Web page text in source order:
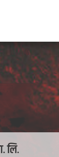
लि.